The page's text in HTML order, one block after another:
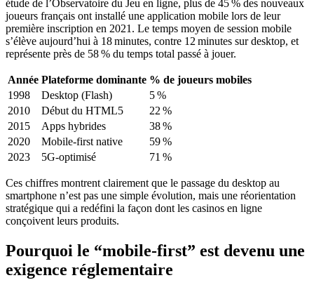
étude de l’Observatoire du Jeu en ligne, plus de 45 % des nouveaux
joueurs français ont installé une application mobile lors de leur
première inscription en 2021. Le temps moyen de session mobile
s’élève aujourd’hui à 18 minutes, contre 12 minutes sur desktop, et
représente près de 58 % du temps total passé à jouer.
Année Plateforme dominante % de joueurs mobiles
1998
Desktop (Flash)
5 %
2010
Début du HTML5
22 %
2015
Apps hybrides
38 %
2020
Mobile‑first native
59 %
2023
5G‑optimisé 71 %
Ces chiffres montrent clairement que le passage du desktop au
smartphone n’est pas une simple évolution, mais une réorientation
stratégique qui a redéfini la façon dont les casinos en ligne
conçoivent leurs produits.
Pourquoi le “mobile‑first” est devenu une
exigence réglementaire